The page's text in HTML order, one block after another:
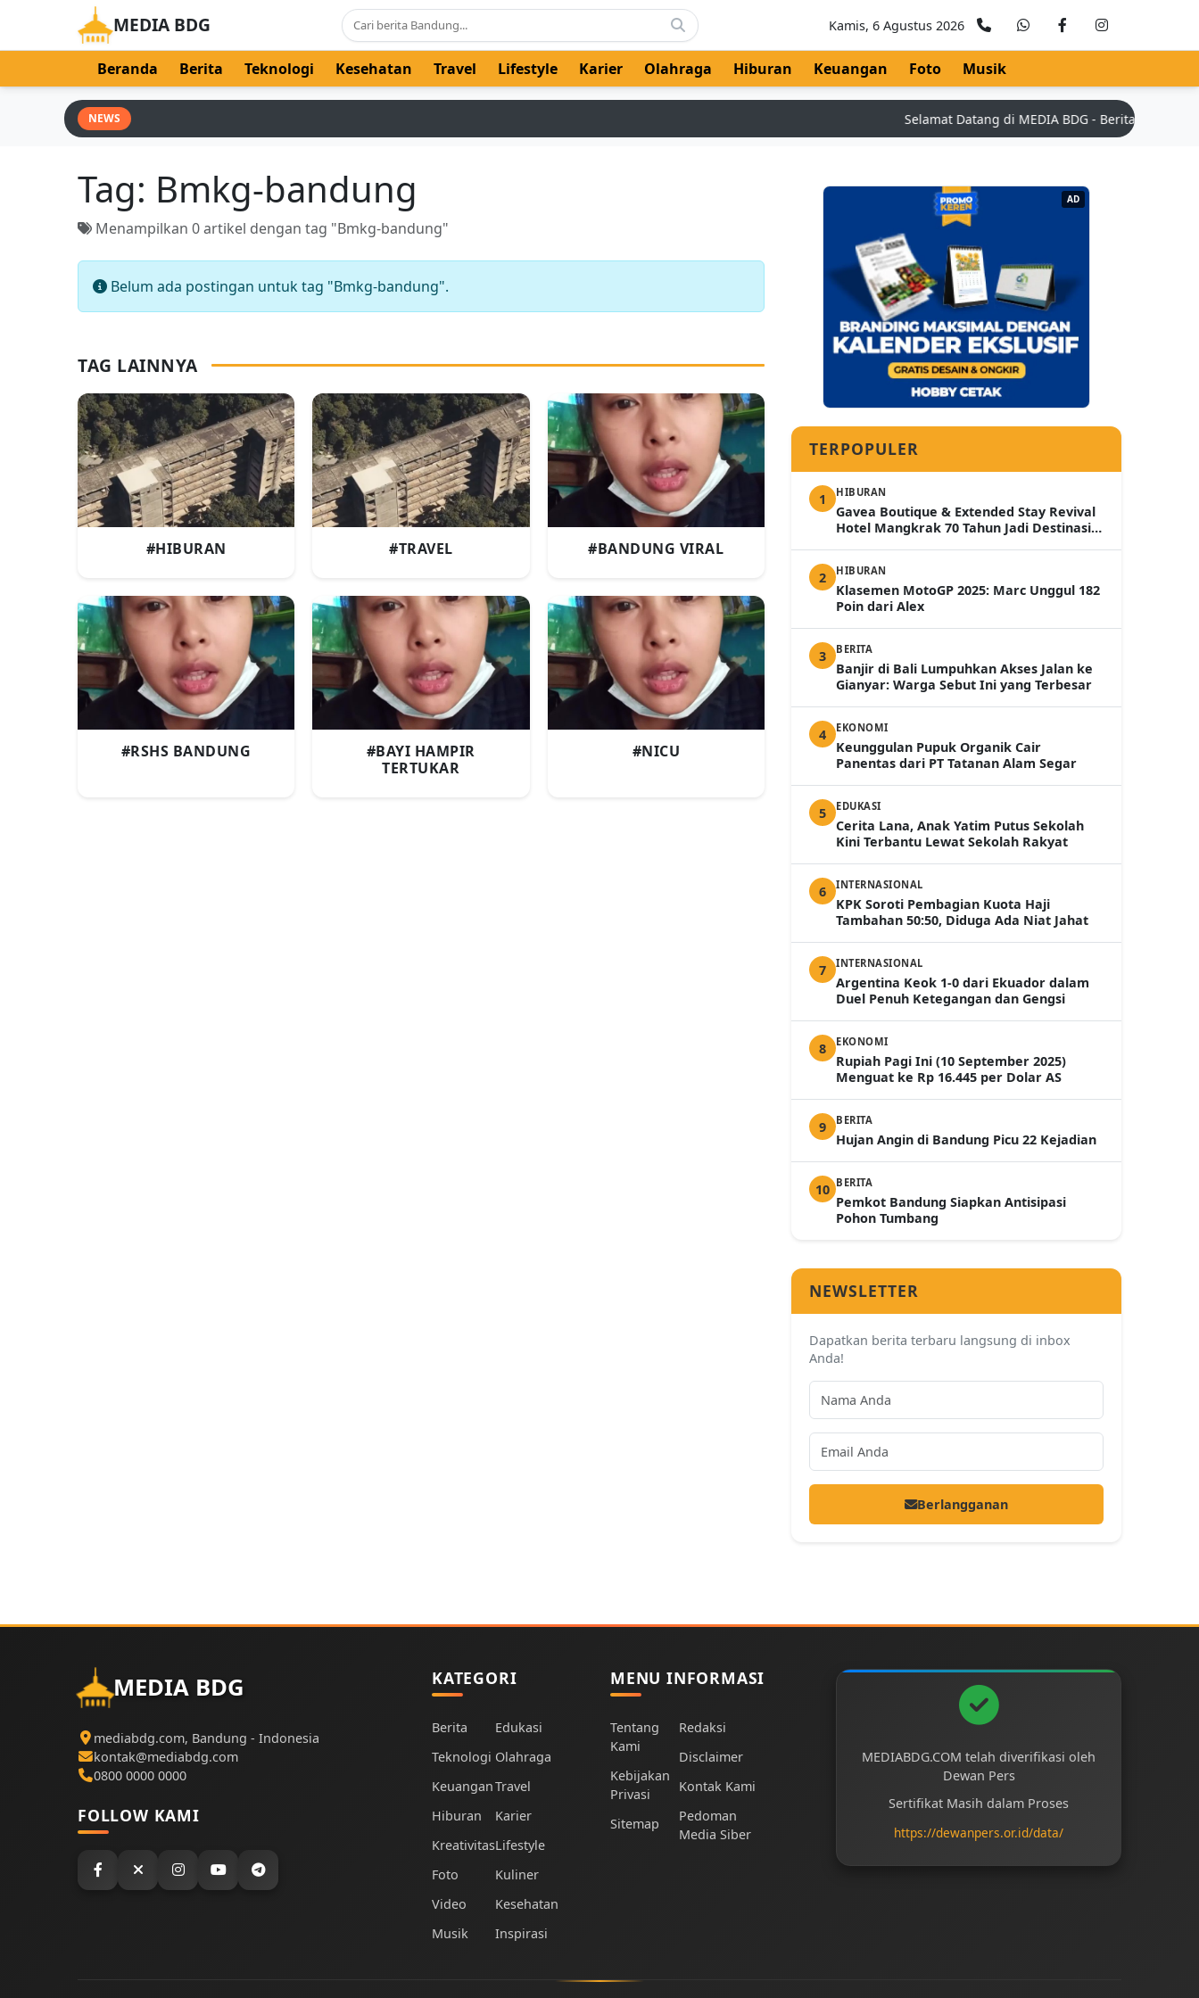
MEDIA BDG Kamis, 6 Agustus 2026
Beranda Berita Teknologi Kesehatan Travel Lifestyle Karier Olahraga Hiburan Keuangan Foto Musik
NEWS Selamat Datang di MEDIA BDG - Berita Teknologi
Tag: Bmkg-bandung
Menampilkan 0 artikel dengan tag "Bmkg-bandung"
Belum ada postingan untuk tag "Bmkg-bandung".
TAG LAINNYA
#HIBURAN #TRAVEL #BANDUNG VIRAL
#RSHS BANDUNG
#BAYI HAMPIR
TERTUKAR
#NICU
AD
TERPOPULER
1 HIBURAN
Gavea Boutique & Extended Stay Revival
Hotel Mangkrak 70 Tahun Jadi Destinasi
2
HIBURAN
Klasemen MotoGP 2025: Marc Unggul 182
Poin dari Alex
3 BERITA
Banjir di Bali Lumpuhkan Akses Jalan ke
Gianyar: Warga Sebut Ini yang Terbesar
4 EKONOMI
Keunggulan Pupuk Organik Cair
Panentas dari PT Tatanan Alam Segar
5 EDUKASI
Cerita Lana, Anak Yatim Putus Sekolah
Kini Terbantu Lewat Sekolah Rakyat
6 INTERNASIONAL
KPK Soroti Pembagian Kuota Haji
Tambahan 50:50, Diduga Ada Niat Jahat
7 INTERNASIONAL
Argentina Keok 1-0 dari Ekuador dalam
Duel Penuh Ketegangan dan Gengsi
8 EKONOMI
Rupiah Pagi Ini (10 September 2025)
Menguat ke Rp 16.445 per Dolar AS
9 BERITA
Hujan Angin di Bandung Picu 22 Kejadian
10 BERITA
Pemkot Bandung Siapkan Antisipasi
Pohon Tumbang
NEWSLETTER
Dapatkan berita terbaru langsung di inbox
Anda!
Berlangganan
MEDIA BDG
mediabdg.com, Bandung - Indonesia
kontak@mediabdg.com
0800 0000 0000
FOLLOW KAMI
KATEGORI
Berita
Teknologi
Keuangan
Hiburan
Kreativitas
Foto
Video
Musik
Edukasi
Olahraga
Travel
Karier
Lifestyle
Kuliner
Kesehatan
Inspirasi
MENU INFORMASI
Tentang
Kami
Kebijakan
Privasi
Sitemap
Redaksi
Disclaimer
Kontak Kami
Pedoman
Media Siber
MEDIABDG.COM telah diverifikasi oleh
Dewan Pers
Sertifikat Masih dalam Proses
https://dewanpers.or.id/data/